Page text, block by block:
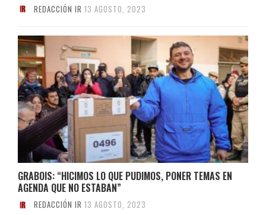
REDACCIÓN IR 13 AGOSTO, 2023
GRABOIS: “HICIMOS LO QUE PUDIMOS, PONER TEMAS EN
AGENDA QUE NO ESTABAN”
REDACCIÓN IR 13 AGOSTO, 2023